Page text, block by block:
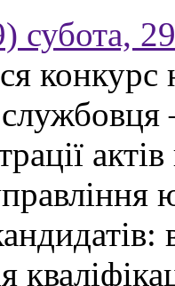
конкурс